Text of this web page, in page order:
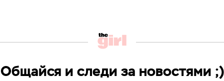
Общайся и следи за новостями ;)